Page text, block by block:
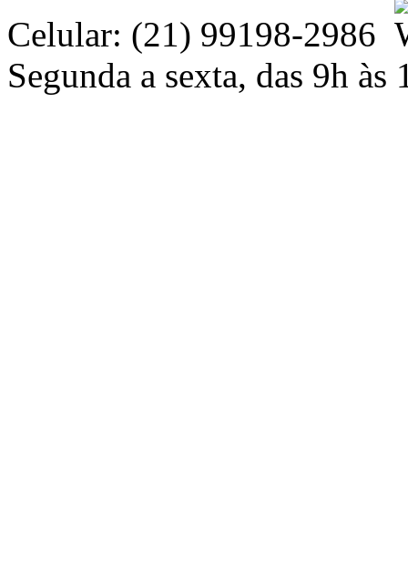
Celular: (21) 99198-2986
Segunda a sexta, das 9h às